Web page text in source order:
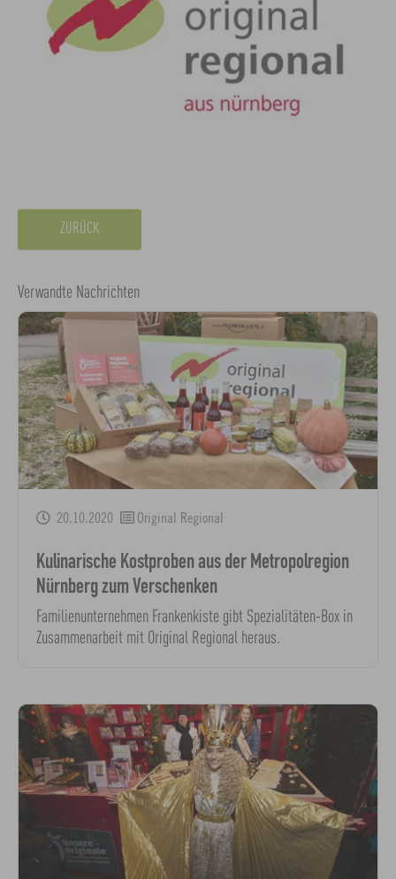
ZURÜCK
Verwandte Nachrichten
20.10.2020 Original Regional
Kulinarische Kostproben aus der Metropolregion
Nürnberg zum Verschenken
Familienunternehmen Frankenkiste gibt Spezialitäten-Box in
Zusammenarbeit mit Original Regional heraus.